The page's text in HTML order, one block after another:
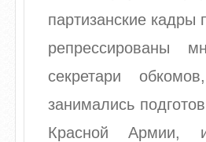
партизанские
репрессированы
секретари
занимались
Красной Армии,